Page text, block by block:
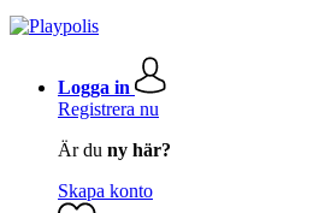
Logga in
Registrera nu
Är du ny här?
Skapa konto